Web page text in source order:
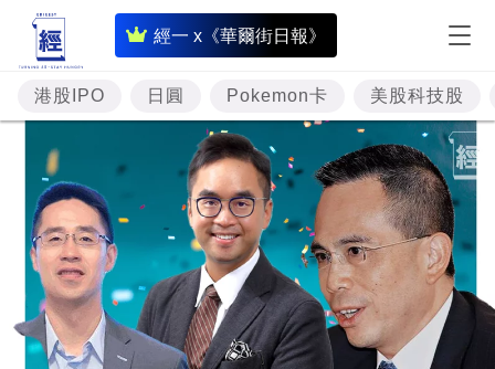
經一 x《華爾街日報》
即
時
財
經
樓
市
港股IPO 日圓 Pokemon卡 美股科技股